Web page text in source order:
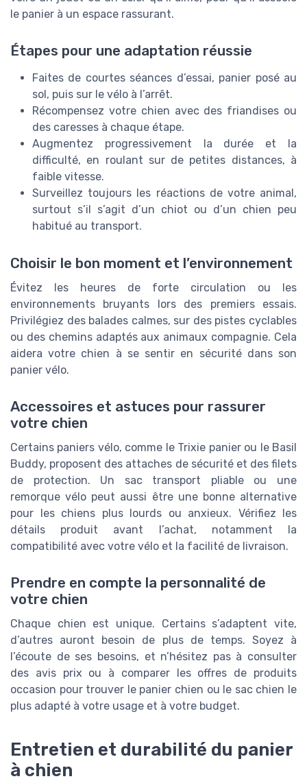
le panier à un espace rassurant.
Étapes pour une adaptation réussie
Faites de courtes séances d’essai, panier posé au
sol, puis sur le vélo à l’arrêt.
Récompensez votre chien avec des friandises ou
des caresses à chaque étape.
Augmentez progressivement la durée et la
difficulté, en roulant sur de petites distances, à
faible vitesse.
Surveillez toujours les réactions de votre animal,
surtout s’il s’agit d’un chiot ou d’un chien peu
habitué au transport.
Choisir le bon moment et l’environnement
Évitez les heures de forte circulation ou les
environnements bruyants lors des premiers essais.
Privilégiez des balades calmes, sur des pistes cyclables
ou des chemins adaptés aux animaux compagnie. Cela
aidera votre chien à se sentir en sécurité dans son
panier vélo.
Accessoires et astuces pour rassurer
votre chien
Certains paniers vélo, comme le Trixie panier ou le Basil
Buddy, proposent des attaches de sécurité et des filets
de protection. Un sac transport pliable ou une
remorque vélo peut aussi être une bonne alternative
pour les chiens plus lourds ou anxieux. Vérifiez les
détails produit avant l’achat, notamment la
compatibilité avec votre vélo et la facilité de livraison.
Prendre en compte la personnalité de
votre chien
Chaque chien est unique. Certains s’adaptent vite,
d’autres auront besoin de plus de temps. Soyez à
l’écoute de ses besoins, et n’hésitez pas à consulter
des avis prix ou à comparer les offres de produits
occasion pour trouver le panier chien ou le sac chien le
plus adapté à votre usage et à votre budget.
Entretien et durabilité du panier
à chien